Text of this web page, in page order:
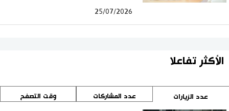
25/07/2026
الأكثر تفاعلا
عدد الزيارات عدد المشاركات وقت التصفح